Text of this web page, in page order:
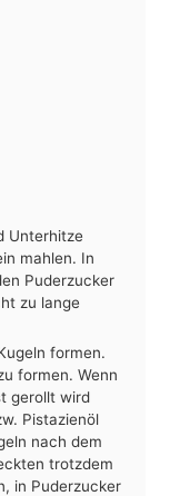
Unterhitze
mahlen. In
Puderzucker
zu lange
formen.
formen. Wenn
gerollt wird
Pistazienöl
nach dem
trotzdem
in Puderzucker